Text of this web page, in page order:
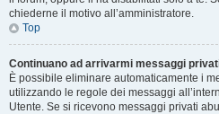
chiederne il motivo all’amministratore.
Top
Continuano ad arrivarmi messaggi
È possibile eliminare automaticamente i
utilizzando le regole dei messaggi
Utente. Se si ricevono messaggi privati